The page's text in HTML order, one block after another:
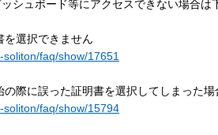
ュボード等にアクセスできない場合は下
選択できません
faq/show/17651
に誤った証明書を選択してしまった場
faq/show/15794